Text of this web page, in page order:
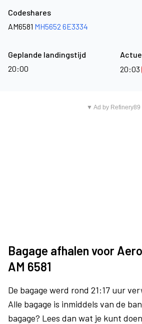
Codeshares
AM6581 MH5652 6E3334
Geplande landingstijd
20:00
20:03
▼ Ad by Refinery89
Bagage afhalen voor
AM 6581
De bagage werd rond 21:17 uur
Alle bagage is inmiddels van de
bagage? Lees dan wat je kunt